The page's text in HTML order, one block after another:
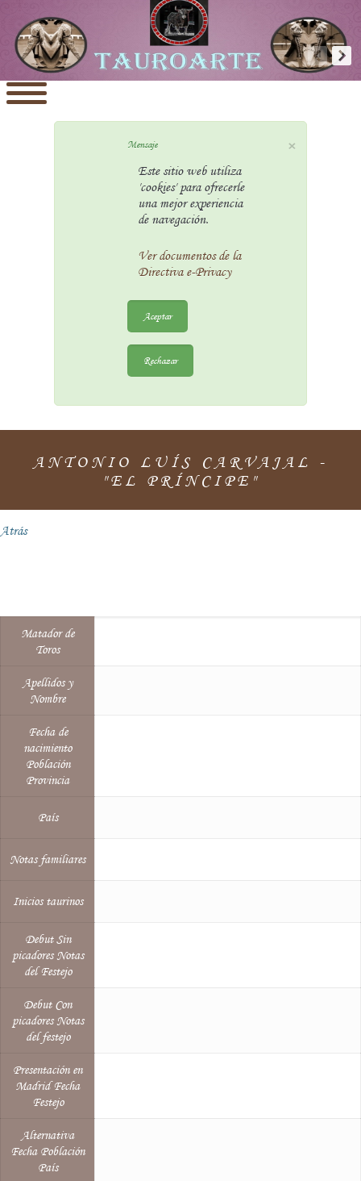
×
Mensaje
Este sitio web utiliza
'cookies' para ofrecerle
una mejor experiencia
de navegación.
Ver documentos de la
Directiva e-Privacy
Aceptar
Rechazar
ANTONIO LUÍS CARVAJAL -
"EL PRÍNCIPE"
Atrás
Matador de
Toros
Apellidos y
Nombre
Fecha de
nacimiento
Población
Provincia
País
Notas familiares
Inicios taurinos
Debut Sin
picadores Notas
del Festejo
Debut Con
picadores Notas
del festejo
Presentación en
Madrid Fecha
Festejo
Alternativa
Fecha Población
País